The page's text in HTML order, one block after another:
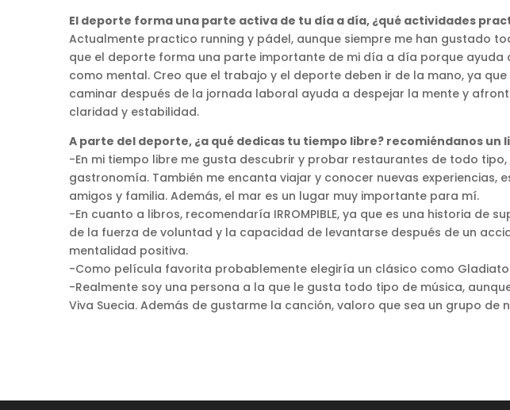
El deporte forma una parte activa de tu día a día, ¿qué actividades
Actualmente practico running y pádel, aunque siempre me han gustado
que el deporte forma una parte importante de mi día a día porque ayuda
como mental. Creo que el trabajo y el deporte deben ir de la mano, ya
caminar después de la jornada laboral ayuda a despejar la mente y
claridad y estabilidad.
A parte del deporte, ¿a qué dedicas tu tiempo libre? recomiéndanos un
-En mi tiempo libre me gusta descubrir y probar restaurantes de todo
gastronomía. También me encanta viajar y conocer nuevas experiencias,
amigos y familia. Además, el mar es un lugar muy importante para mí.
-En cuanto a libros, recomendaría IRROMPIBLE, ya que es una historia de
de la fuerza de voluntad y la capacidad de levantarse después de un
mentalidad positiva.
-Como película favorita probablemente elegiría un clásico como
-Realmente soy una persona a la que le gusta todo tipo de música,
Viva Suecia. Además de gustarme la canción, valoro que sea un grupo de